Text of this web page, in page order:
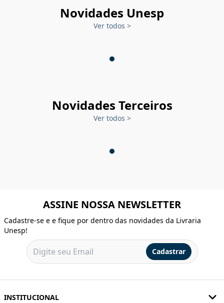
Novidades Unesp
Ver todos >
Novidades Terceiros
Ver todos >
ASSINE NOSSA NEWSLETTER
Cadastre-se e e fique por dentro das novidades da Livraria
Unesp!
Cadastrar
INSTITUCIONAL